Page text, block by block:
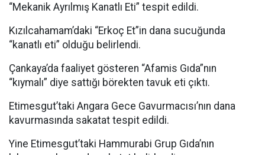
“Mekanik Ayrılmış Kanatlı Eti” tespit edildi.
Kızılcahamam’daki “Erkoç Et”in dana sucuğunda
“kanatlı eti” olduğu belirlendi.
Çankaya’da faaliyet gösteren “Afamis Gıda”nın
“kıymalı” diye sattığı börekten tavuk eti çıktı.
Etimesgut’taki Angara Gece Gavurmacısı’nın dana
kavurmasında sakatat tespit edildi.
Yine Etimesgut’taki Hammurabi Grup Gıda’nın